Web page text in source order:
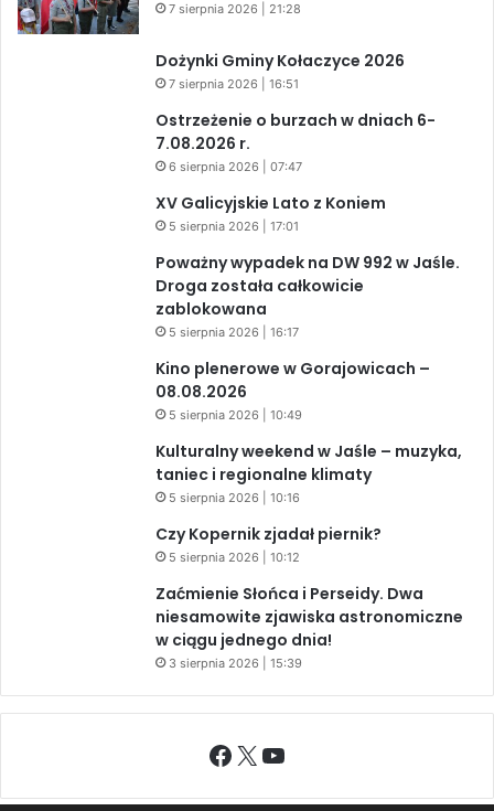
7 sierpnia 2026 | 21:28
Dożynki Gminy Kołaczyce 2026
7 sierpnia 2026 | 16:51
Ostrzeżenie o burzach w dniach 6-
7.08.2026 r.
6 sierpnia 2026 | 07:47
XV Galicyjskie Lato z Koniem
5 sierpnia 2026 | 17:01
Poważny wypadek na DW 992 w Jaśle.
Droga została całkowicie
zablokowana
5 sierpnia 2026 | 16:17
Kino plenerowe w Gorajowicach –
08.08.2026
5 sierpnia 2026 | 10:49
Kulturalny weekend w Jaśle – muzyka,
taniec i regionalne klimaty
5 sierpnia 2026 | 10:16
Czy Kopernik zjadał piernik?
5 sierpnia 2026 | 10:12
Zaćmienie Słońca i Perseidy. Dwa
niesamowite zjawiska astronomiczne
w ciągu jednego dnia!
3 sierpnia 2026 | 15:39
Facebook
X YouTube